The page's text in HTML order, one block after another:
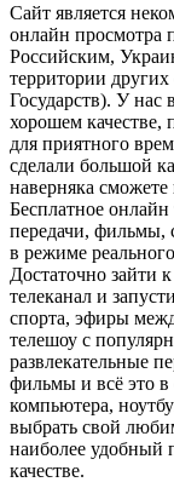
Сайт является
онлайн просмотра
Российским,
территории
Государств). У нас
хорошем качестве,
для приятного
сделали большой
наверняка
Бесплатное
передачи, фильмы,
в режиме
Достаточно зайти
телеканал и
спорта, эфиры
телешоу с
развлекательные
фильмы и всё это в
компьютера,
выбрать свой
наиболее удобный
качестве.